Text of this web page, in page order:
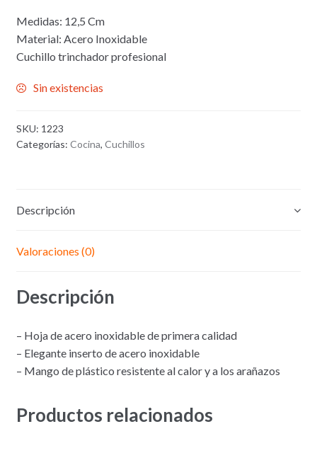
Medidas: 12,5 Cm
Material: Acero Inoxidable
Cuchillo trinchador profesional
Sin existencias
SKU: 1223
Categorías: Cocina, Cuchillos
Descripción
Valoraciones (0)
Descripción
– Hoja de acero inoxidable de primera calidad
– Elegante inserto de acero inoxidable
– Mango de plástico resistente al calor y a los arañazos
Productos relacionados